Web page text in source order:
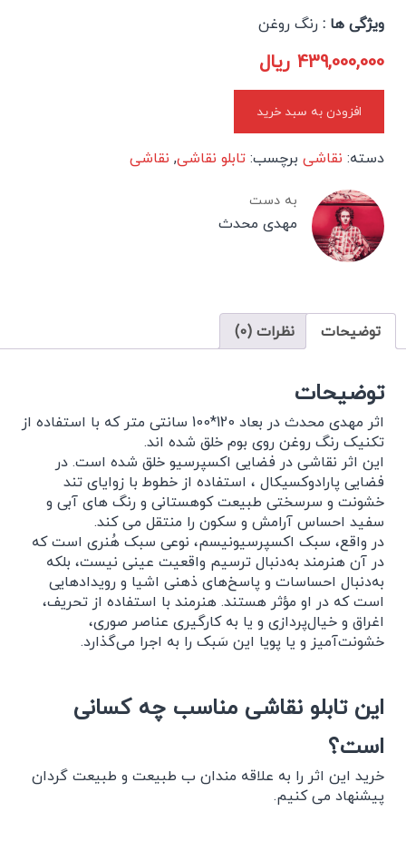
ویژگی ها : رنگ روغن
439,000,000 ریال
افزودن به سبد خرید
دسته: نقاشی برچسب:تابلو نقاشی, نقاشی
به دست
مهدی محدث
توضیحات نظرات (0)
توضیحات
اثر مهدی محدث در بعاد 120*100 سانتی متر که با استفاده از
تکنیک رنگ روغن روی بوم خلق شده اند.
این اثر نقاشی در فضایی اکسپرسیو خلق شده است. در
فضایی پارادوکسیکال ، استفاده از خطوط با زوایای تند
خشونت و سرسختی طبیعت کوهستانی و رنگ های آبی و
سفید احساس آرامش و سکون را منتقل می کند.
در واقع، سبک اکسپرسیونیسم، نوعی سبک هُنری است که
در آن هنرمند به‌دنبال ترسیم واقعیت عینی نیست، بلکه
به‌دنبال احساسات و پاسخ‌های ذهنی اشیا و رویدادهایی
است که در او مؤثر هستند. هنرمند با استفاده از تحریف،
اغراق و خیال‌پردازی و یا به کارگیری عناصر صوری،
خشونت‌آمیز و یا پویا این سَبک را به اجرا می‌گذارد.
این تابلو نقاشی مناسب چه کسانی
است؟
خرید این اثر را به علاقه مندان ب طبیعت و طبیعت گردان
پیشنهاد می کنیم.